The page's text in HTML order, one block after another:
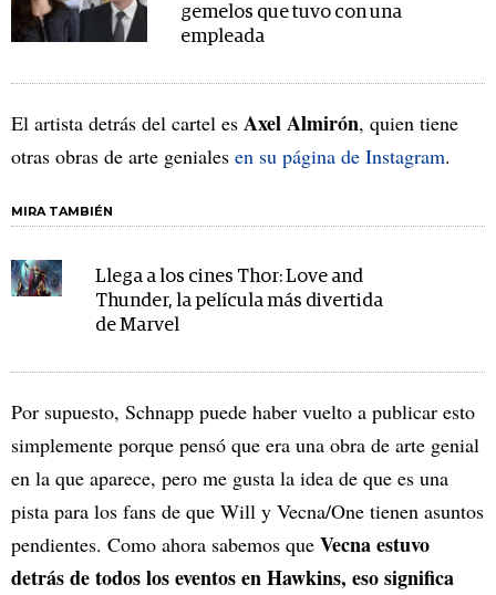
gemelos que tuvo con una
empleada
El artista detrás del cartel es Axel Almirón, quien tiene
otras obras de arte geniales en su página de Instagram.
MIRA TAMBIÉN
Llega a los cines Thor: Love and
Thunder, la película más divertida
de Marvel
Por supuesto, Schnapp puede haber vuelto a publicar esto
simplemente porque pensó que era una obra de arte genial
en la que aparece, pero me gusta la idea de que es una
pista para los fans de que Will y Vecna/One tienen asuntos
pendientes. Como ahora sabemos que Vecna estuvo
detrás de todos los eventos en Hawkins, eso significa